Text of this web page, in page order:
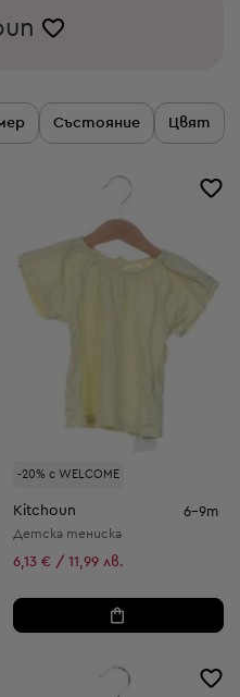
Състояние Цвят
-20% с WELCOME
Kitchoun 6-9m
Детска тениска
6,13 € / 11,99 лв.